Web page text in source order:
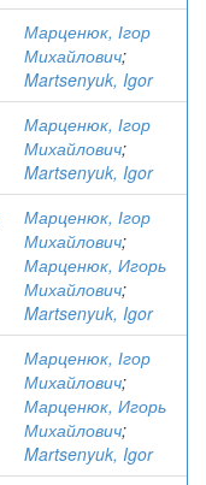
Марценюк, Ігор
Михайлович;
Martsenyuk, Igor
Марценюк, Ігор
Михайлович;
Martsenyuk, Igor
Марценюк, Ігор
Михайлович;
Марценюк, Игорь
Михайлович;
Martsenyuk, Igor
Марценюк, Ігор
Михайлович;
Марценюк, Игорь
Михайлович;
Martsenyuk, Igor